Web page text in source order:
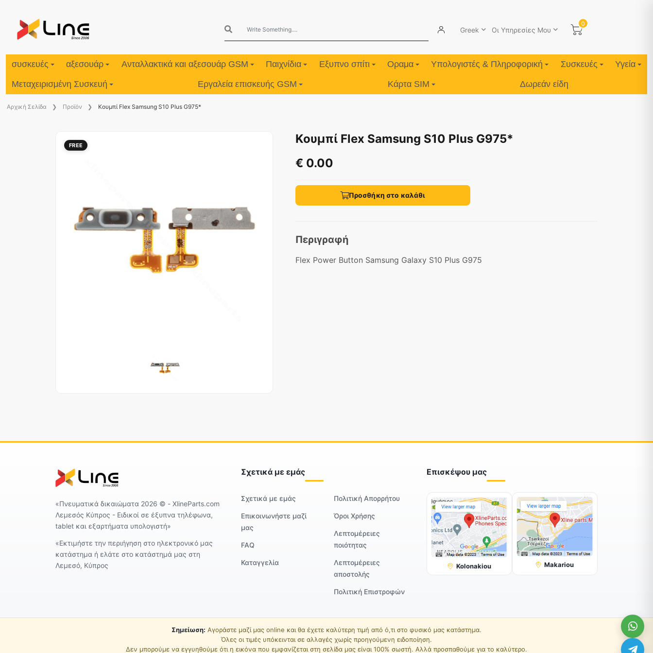
Greek Οι Υπηρεσίες Μου
0
συσκευές αξεσουάρ Ανταλλακτικά και αξεσουάρ GSM Παιχνίδια Εξυπνο σπίτι Οραμα Υπολογιστές & Πληροφορική Συσκευές Υγεία
Μεταχειρισμένη Συσκευή Εργαλεία επισκευής GSM Κάρτα SIM Δωρεάν είδη
Aρχική Σελίδα Προϊόν Κουμπί Flex Samsung S10 Plus G975*
FREE
Κουμπί Flex Samsung S10 Plus G975*
€ 0.00
Προσθήκη στο καλάθι
Περιγραφή
Flex Power Button Samsung Galaxy S10 Plus G975
«Πνευματικά δικαιώματα 2026 ©️ - XlineParts.com
Λεμεσός Κύπρος - Ειδικοί σε έξυπνα τηλέφωνα,
tablet και εξαρτήματα υπολογιστή»
«Εκτιμήστε την περιήγηση στο ηλεκτρονικό μας
κατάστημα ή ελάτε στο κατάστημά μας στη
Λεμεσό, Κύπρος
Σχετικά με εμάς
Σχετικά με εμάς
Επικοινωνήστε μαζί
μας
FAQ
Καταγγελία
Πολιτική Απορρήτου
Όροι Χρήσης
Λεπτομέρειες
ποιότητας
Λεπτομέρειες
αποστολής
Πολιτική Επιστροφών
Επισκέψου μας
Kolonakiou Makariou
Σημείωση: Αγοράστε μαζί μας online και θα έχετε καλύτερη τιμή από ό,τι στο φυσικό μας κατάστημα.
Όλες οι τιμές υπόκεινται σε αλλαγές χωρίς προηγούμενη ειδοποίηση.
Δεν μπορούμε να εγγυηθούμε ότι η εικόνα που εμφανίζεται στη σελίδα μας είναι 100% σωστή. Αλλά προσπαθούμε για το καλύτερο.